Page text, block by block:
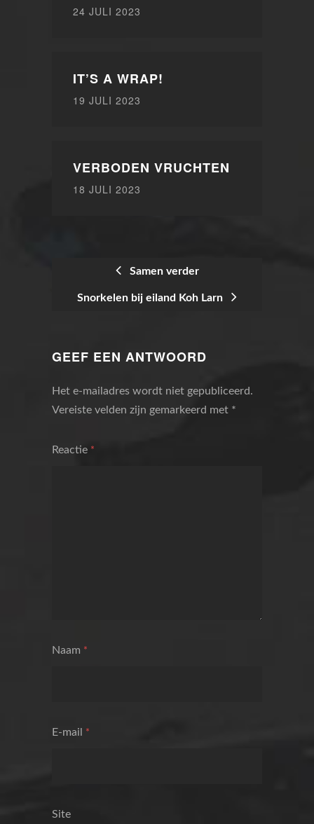
24 JULI 2023
IT’S A WRAP!
19 JULI 2023
VERBODEN VRUCHTEN
18 JULI 2023
BERICHTNAVIGATIE
Samen verder
Snorkelen bij eiland Koh Larn
GEEF EEN ANTWOORD
Het e-mailadres wordt niet gepubliceerd.
Vereiste velden zijn gemarkeerd met *
Reactie *
Naam *
E-mail *
Site